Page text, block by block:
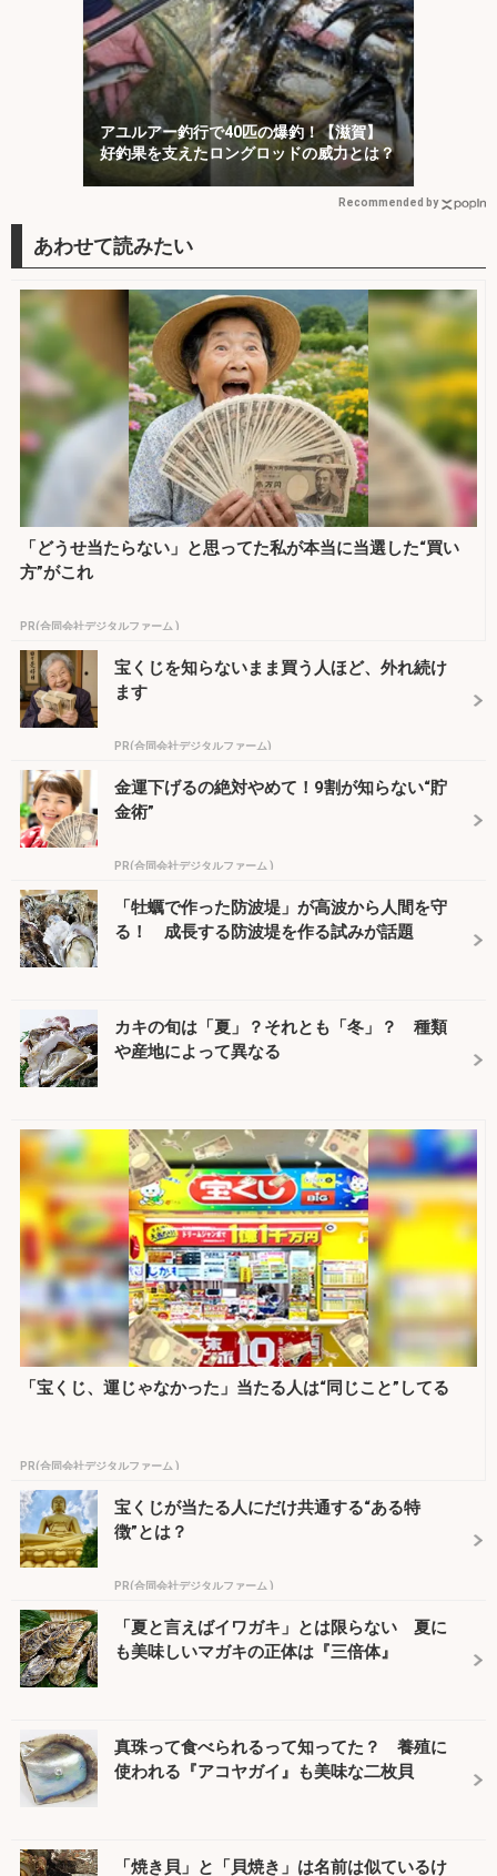
アユルアー釣行で40匹の爆釣！【滋賀】
好釣果を支えたロングロッドの威力とは？
Recommended by
「どうせ当たらない」と思ってた私が本当に当選した“買い
方”がこれ
PR(合同会社デジタルファーム )
宝くじを知らないまま買う人ほど、外れ続け
ます
PR(合同会社デジタルファーム)
金運下げるの絶対やめて！9割が知らない“貯
金術”
PR(合同会社デジタルファーム )
「牡蠣で作った防波堤」が高波から人間を守
る！ 成長する防波堤を作る試みが話題
カキの旬は「夏」？それとも「冬」？ 種類
や産地によって異なる
「宝くじ、運じゃなかった」当たる人は“同じこと”してる
PR(合同会社デジタルファーム )
宝くじが当たる人にだけ共通する“ある特
徴”とは？
PR(合同会社デジタルファーム )
「夏と言えばイワガキ」とは限らない 夏に
も美味しいマガキの正体は『三倍体』
真珠って食べられるって知ってた？ 養殖に
使われる『アコヤガイ』も美味な二枚貝
「焼き貝」と「貝焼き」は名前は似ているけ